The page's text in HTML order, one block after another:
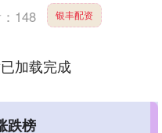
148 银丰配资
加载完成
跌榜